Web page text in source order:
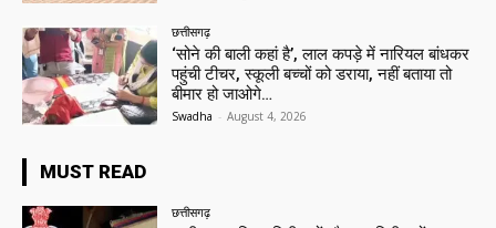
छत्तीसगढ़
‘सोने की बाली कहां है’, लाल कपड़े में नारियल बांधकर
पहुंची टीचर, स्कूली बच्चों को डराया, नहीं बताया तो
बीमार हो जाओगे…
Swadha - August 4, 2026
MUST READ
छत्तीसगढ़